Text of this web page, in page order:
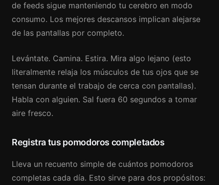
de feeds sigue manteniendo tu cerebro en modo
consumo. Los mejores descansos implican alejarse
de las pantallas por completo.
Levántate. Camina. Estira. Mira algo lejano (esto
literalmente relaja los músculos de tus ojos que se
tensan durante el trabajo de cerca con pantallas).
Habla con alguien. Sal fuera 60 segundos a tomar
aire fresco.
Registra tus pomodoros completados
Lleva un recuento simple de cuántos pomodoros
completas cada día. Esto sirve para dos propósitos: